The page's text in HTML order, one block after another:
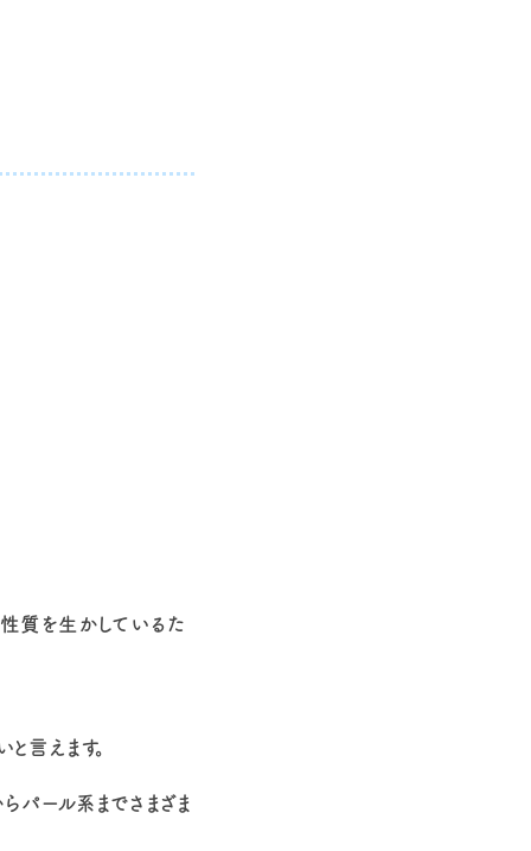
質を生かしているた
言えます。
パール系までさまざま